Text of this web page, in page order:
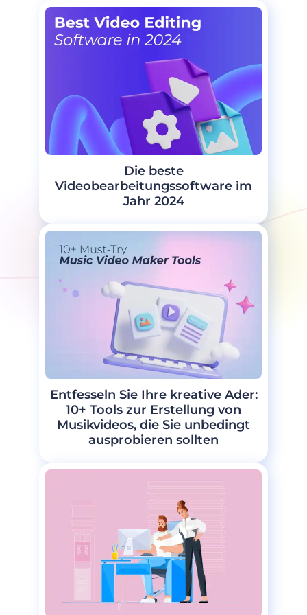
Die beste
Videobearbeitungssoftware im
Jahr 2024
Entfesseln Sie Ihre kreative Ader:
10+ Tools zur Erstellung von
Musikvideos, die Sie unbedingt
ausprobieren sollten